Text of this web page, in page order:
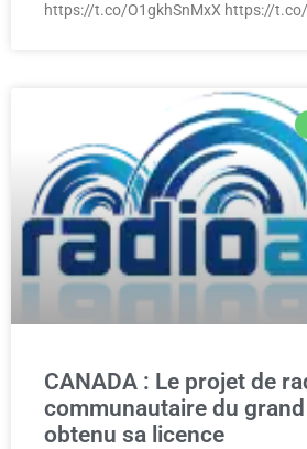
https://t.co/O1gkhSnMxX https://
CANADA : Le projet de
communautaire du
obtenu sa licence